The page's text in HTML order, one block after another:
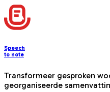
Speech
to note
Transformeer gesproken
georganiseerde